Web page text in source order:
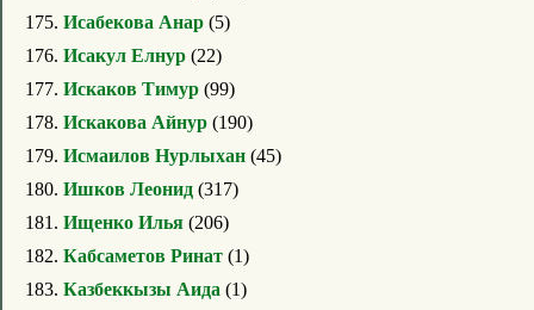
175. Исабекова Анар (5)
176. Исакул Елнур (22)
177. Искаков Тимур (99)
178. Искакова Айнур (190)
179. Исмаилов Нурлыхан (45)
180. Ишков Леонид (317)
181. Ищенко Илья (206)
182. Кабсаметов Ринат (1)
183. Казбеккызы Аида (1)